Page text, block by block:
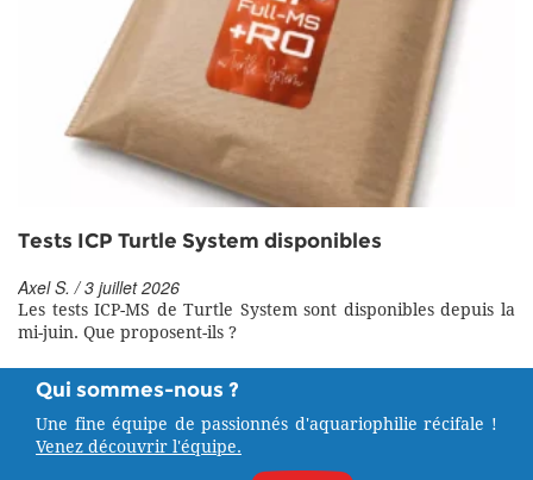
Tests ICP Turtle System disponibles
Axel S. / 3 juillet 2026
Les tests ICP-MS de Turtle System sont disponibles depuis la
mi-juin. Que proposent-ils ?
Qui sommes-nous ?
Une fine équipe de passionnés d'aquariophilie récifale !
Venez découvrir l'équipe.